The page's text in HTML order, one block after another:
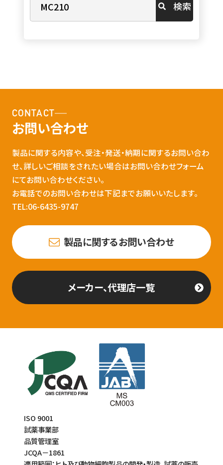
検索
CONTACT
お問い合わせ
製品に関する内容や、受注・発送・納期に関するお問い合わ
せ、詳しいご相談をされたい場合はお問い合わせフォーム
にてお問い合わせください。
お電話でのお問い合わせは下記までお願いいたします。
TEL:06-6435-9747
製品に関するお問い合わせ
メーカー、代理店一覧
ISO 9001
試薬事業部
品質管理室
JCQA－1861